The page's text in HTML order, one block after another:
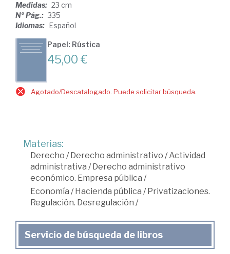
Medidas: 23 cm
Nº Pág.: 335
Idiomas:
Español
Papel: Rústica
45,00 €
Agotado/Descatalogado. Puede solicitar búsqueda.
Materias:
Derecho / Derecho administrativo /Actividad
administrativa / Derecho administrativo
económico. Empresa pública /
Economía / Hacienda pública / Privatizaciones.
Regulación. Desregulación /
Servicio de búsqueda de libros